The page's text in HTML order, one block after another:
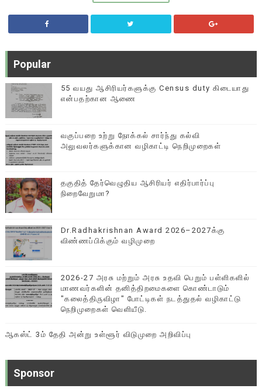
Popular
55 வயது ஆசிரியர்களுக்கு Census duty கிடையாது
என்பதற்கான ஆணை
வகுப்பறை உற்று நோக்கல் சார்ந்து கல்வி
அலுவலர்களுக்கான வழிகாட்டி நெறிமுறைகள்
தகுதித் தேர்வெழுதிய ஆசிரியர் எதிர்பார்ப்பு
நிறைவேறுமா?
Dr.Radhakrishnan Award 2026–2027க்கு
விண்ணப்பிக்கும் வழிமுறை
2026-27 அரசு மற்றும் அரசு உதவி பெறும் பள்ளிகளில்
மாணவர்களின் தனித்திறமைகளை கொண்டாடும்
"கலைத்திருவிழா" போட்டிகள் நடத்துதல் வழிகாட்டு
நெறிமுறைகள் வெளியீடு.
ஆகஸ்ட் 3ம் தேதி அன்று உள்ளூர் விடுமுறை அறிவிப்பு
Sponsor